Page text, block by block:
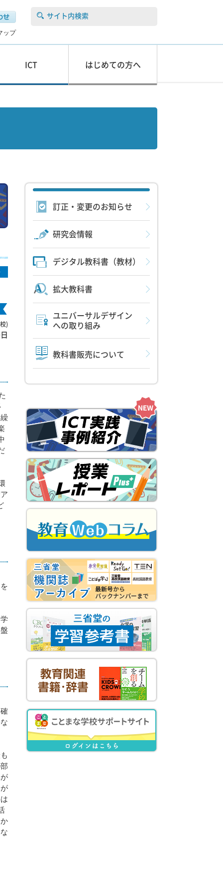
サイト内検索
ップ
ICT はじめての方へ
)
訂正・変更のお知らせ
研究会情報
デジタル教科書（教材）
拡大教科書
ユニバーサルデザイン
への取り組み
教科書販売について